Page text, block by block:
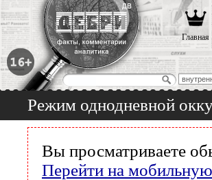
Главная
Режим однодневной
Вы просматриваете
Перейти на